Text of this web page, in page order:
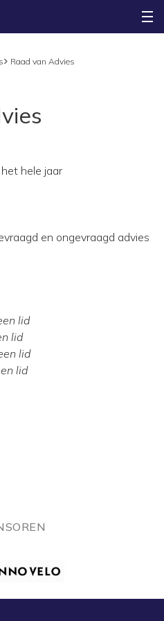
Raad van Advies
hele jaar
en ongevraagd advies
lid
lid
lid
lid